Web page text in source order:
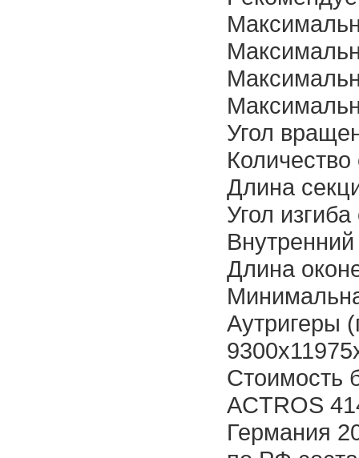
Угол
Длина
Угол
Длина
Аутригеры
Cтоимость
ACTROS
Германия